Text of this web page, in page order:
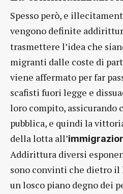
Spesso però, e
vengono definite
trasmettere l’idea che
migranti dalle coste di
viene affermato per far
scafisti fuori legge e
loro compito, assicurando
pubblica, e quindi la
della lotta all’
Addirittura diversi
sono convinti che dietro il
un losco piano degno dei